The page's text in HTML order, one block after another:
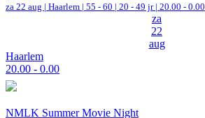
za 22 aug | Haarlem | 55 - 60 | 20 - 49 jr | 20.00 - 0.00
za
22
aug
Haarlem
20.00 - 0.00
NMLK Summer Movie Night